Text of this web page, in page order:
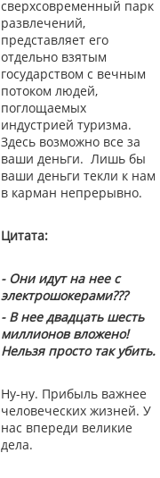
сверхсовременный парк
развлечений,
представляет его
отдельно взятым
государством с вечным
потоком людей,
поглощаемых
индустрией туризма.
Здесь возможно все за
ваши деньги. Лишь бы
ваши деньги текли к нам
в карман непрерывно.
Цитата:
- Они идут на нее с
электрошокерами???
- В нее двадцать шесть
миллионов вложено!
Нельзя просто так убить.
Ну-ну. Прибыль важнее
человеческих жизней. У
нас впереди великие
дела.